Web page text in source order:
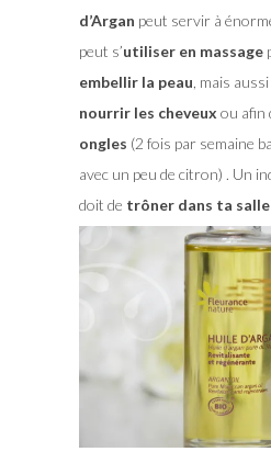
d’Argan peut servir à
peut s’utiliser en massage
embellir la peau , mais aussi
nourrir les cheveux ou afin
ongles (2 fois par semaine
avec un peu de citron) . Un
doit de trôner dans ta salle